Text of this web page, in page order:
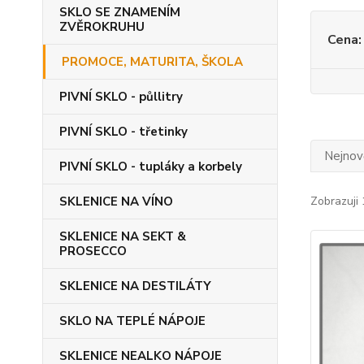
SKLO SE ZNAMENÍM
ZVĚROKRUHU
PROMOCE, MATURITA, ŠKOLA
PIVNÍ SKLO - půllitry
PIVNÍ SKLO - třetinky
PIVNÍ SKLO - tupláky a korbely
SKLENICE NA VÍNO
SKLENICE NA SEKT &
PROSECCO
SKLENICE NA DESTILÁTY
SKLO NA TEPLÉ NÁPOJE
SKLENICE NEALKO NÁPOJE
Cena:
Zobrazuji